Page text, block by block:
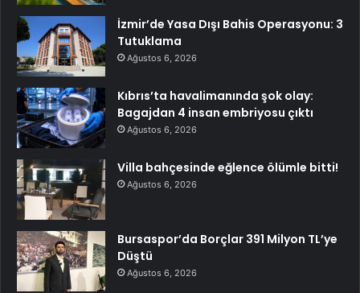
İzmir’de Yasa Dışı Bahis Operasyonu: 3
Tutuklama
Ağustos 6, 2026
Kıbrıs’ta havalimanında şok olay:
Bagajdan 4 insan embriyosu çıktı
Ağustos 6, 2026
Villa bahçesinde eğlence ölümle bitti!
Ağustos 6, 2026
Bursaspor’da Borçlar 391 Milyon TL’ye
Düştü
Ağustos 6, 2026